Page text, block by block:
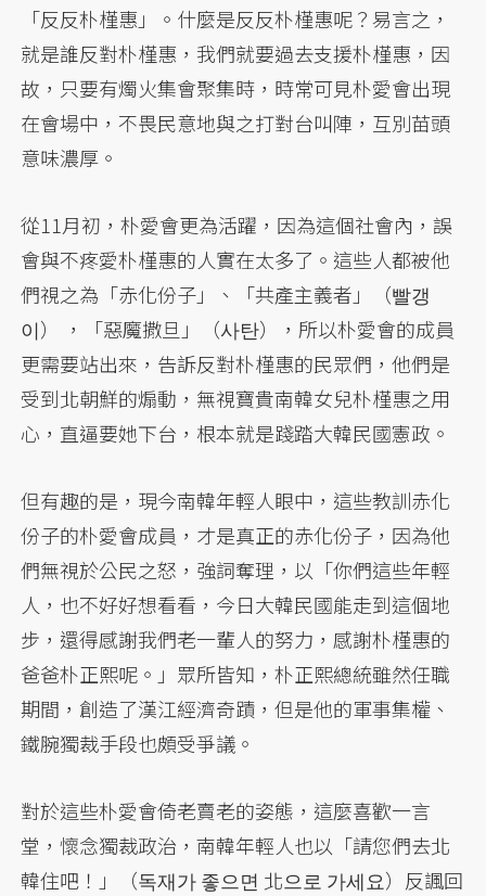
「反反朴槿惠」。什麼是反反朴槿惠呢？易言之，
就是誰反對朴槿惠，我們就要過去支援朴槿惠，因
故，只要有燭火集會聚集時，時常可見朴愛會出現
在會場中，不畏民意地與之打對台叫陣，互別苗頭
意味濃厚。
從11月初，朴愛會更為活躍，因為這個社會內，誤
會與不疼愛朴槿惠的人實在太多了。這些人都被他
們視之為「赤化份子」、「共產主義者」（빨갱
이） ，「惡魔撒旦」（사탄），所以朴愛會的成員
更需要站出來，告訴反對朴槿惠的民眾們，他們是
受到北朝鮮的煽動，無視寶貴南韓女兒朴槿惠之用
心，直逼要她下台，根本就是踐踏大韓民國憲政。
但有趣的是，現今南韓年輕人眼中，這些教訓赤化
份子的朴愛會成員，才是真正的赤化份子，因為他
們無視於公民之怒，強詞奪理，以「你們這些年輕
人，也不好好想看看，今日大韓民國能走到這個地
步，還得感謝我們老一輩人的努力，感謝朴槿惠的
爸爸朴正熙呢。」眾所皆知，朴正熙總統雖然任職
期間，創造了漢江經濟奇蹟，但是他的軍事集權、
鐵腕獨裁手段也頗受爭議。
對於這些朴愛會倚老賣老的姿態，這麼喜歡一言
堂，懷念獨裁政治，南韓年輕人也以「請您們去北
韓住吧！」（독재가 좋으면 北으로 가세요）反諷回